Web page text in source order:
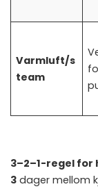
Varmluft/s
team
3–2–1-regel for
3 dager mellom